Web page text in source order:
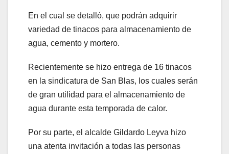
En el cual se detalló, que podrán adquirir
variedad de tinacos para almacenamiento de
agua, cemento y mortero.
Recientemente se hizo entrega de 16 tinacos
en la sindicatura de San Blas, los cuales serán
de gran utilidad para el almacenamiento de
agua durante esta temporada de calor.
Por su parte, el alcalde Gildardo Leyva hizo
una atenta invitación a todas las personas